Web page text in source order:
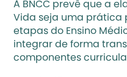
A BNCC prevê que a
Vida seja uma prática
etapas do Ensino
integrar de forma
componentes